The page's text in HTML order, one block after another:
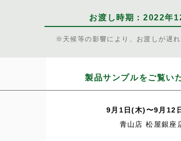
お渡し時期：2022年
※天候等の影響により、お渡しが遅れ
製品サンプルをご覧い
9月1日(木)〜9月12
青山店 松屋銀座